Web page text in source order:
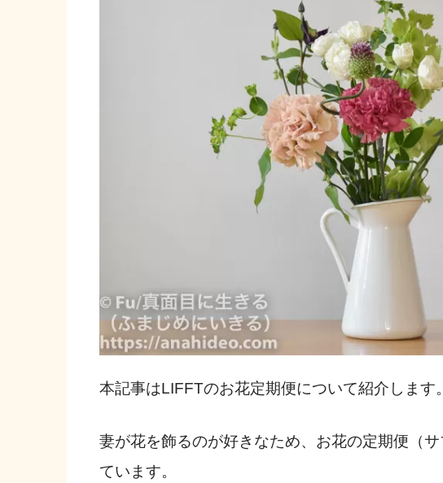
本記事はLIFFTのお花定期便について紹介します。
妻が花を飾るのが好きなため、お花の定期便（
ています。